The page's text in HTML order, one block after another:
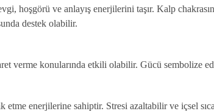
hoşgörü ve anlayış enerjilerini taşır. Kalp
destek olabilir.
verme konularında etkili olabilir. Gücü sembolize
etme enerjilerine sahiptir. Stresi azaltabilir ve içsel